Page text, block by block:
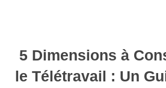
5 Dimensions à
le Télétravail : Un